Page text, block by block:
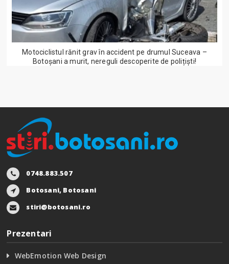
Motociclistul rănit grav în accident pe drumul Suceava –
Botoșani a murit, nereguli descoperite de polițiști!
0748.883.507
Botosani, Botosani
stiri@botosani.ro
Prezentari
WebEmotion Web Design